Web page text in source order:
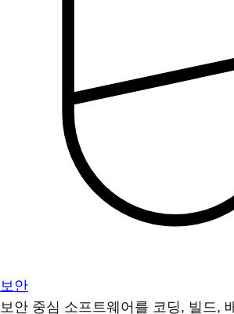
보안
보안 중심 소프트웨어를 코딩, 빌드,